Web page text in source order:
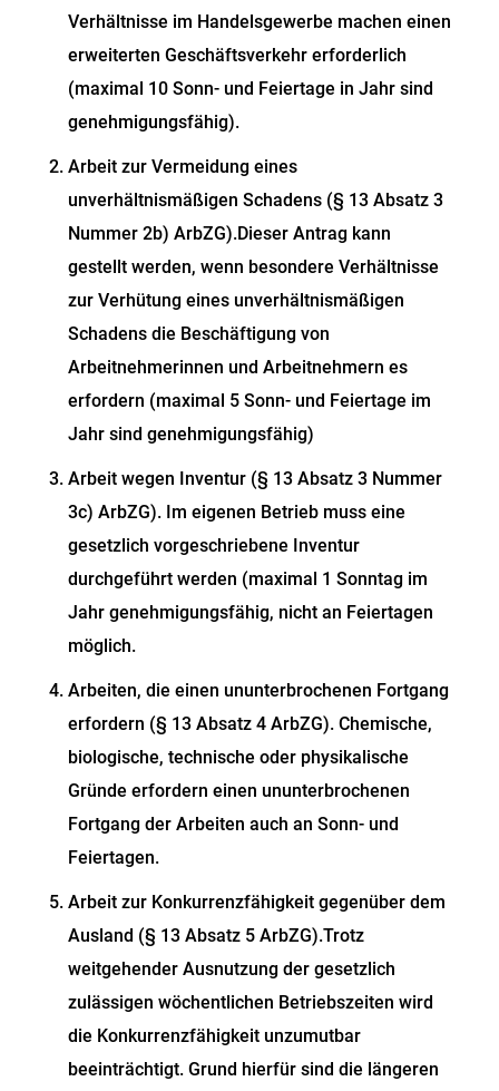
Verhältnisse im Handelsgewerbe machen einen
erweiterten Geschäftsverkehr erforderlich
(maximal 10 Sonn- und Feiertage in Jahr sind
genehmigungsfähig).
Arbeit zur Vermeidung eines
unverhältnismäßigen Schadens (§ 13 Absatz 3
Nummer 2b) ArbZG).Dieser Antrag kann
gestellt werden, wenn besondere Verhältnisse
zur Verhütung eines unverhältnismäßigen
Schadens die Beschäftigung von
Arbeitnehmerinnen und Arbeitnehmern es
erfordern (maximal 5 Sonn- und Feiertage im
Jahr sind genehmigungsfähig)
Arbeit wegen Inventur (§ 13 Absatz 3 Nummer
3c) ArbZG). Im eigenen Betrieb muss eine
gesetzlich vorgeschriebene Inventur
durchgeführt werden (maximal 1 Sonntag im
Jahr genehmigungsfähig, nicht an Feiertagen
möglich.
Arbeiten, die einen ununterbrochenen Fortgang
erfordern (§ 13 Absatz 4 ArbZG). Chemische,
biologische, technische oder physikalische
Gründe erfordern einen ununterbrochenen
Fortgang der Arbeiten auch an Sonn- und
Feiertagen.
Arbeit zur Konkurrenzfähigkeit gegenüber dem
Ausland (§ 13 Absatz 5 ArbZG).Trotz
weitgehender Ausnutzung der gesetzlich
zulässigen wöchentlichen Betriebszeiten wird
die Konkurrenzfähigkeit unzumutbar
beeinträchtigt. Grund hierfür sind die längeren